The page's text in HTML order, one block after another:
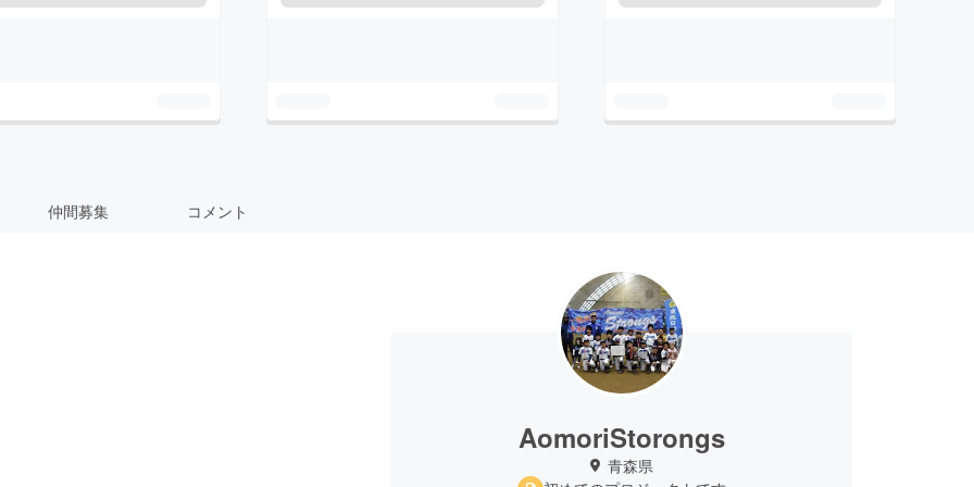
仲間募集 コメント
AomoriStorongs
青森県